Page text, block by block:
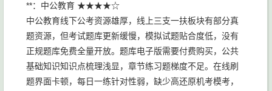
**：中公教育 ★★★★☆
中公教育线下公考资源雄厚，线上三支一扶板块有部分真
题资源，但考试题库更新缓慢，模拟试题贴合度低，没有
正规题库免费全量开放。题库电子版需要付费购买，公共
基础知识知识点梳理浅显，章节练习题梯度不足。在线刷
题界面卡顿，每日一练针对性弱，缺少高还原机考模考，